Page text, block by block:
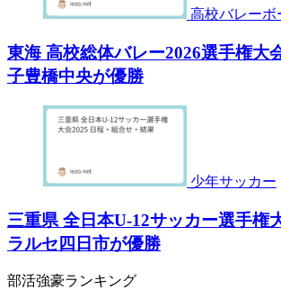
高校バレーボ
東海 高校総体バレー2026選手権大
子豊橋中央が優勝
少年サッカー
三重県 全日本U-12サッカー選手権
ラルセ四日市が優勝
部活強豪ランキング